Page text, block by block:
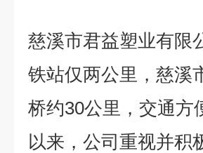
慈溪市君益塑业有限
铁站仅两公里，慈溪
桥约30公里，交通方
以来，公司重视并积